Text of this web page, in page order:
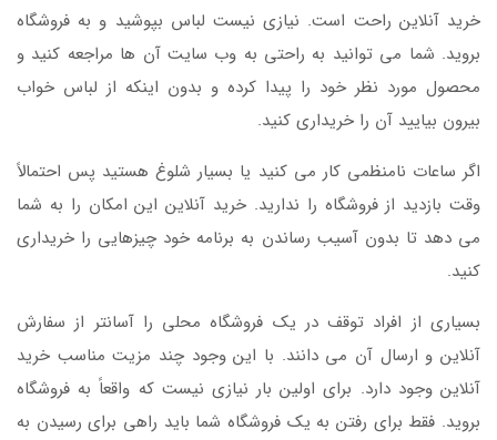
خرید آنلاین راحت است. نیازی نیست لباس بپوشید و به فروشگاه
بروید. شما می توانید به راحتی به وب سایت آن ها مراجعه کنید و
محصول مورد نظر خود را پیدا کرده و بدون اینکه از لباس خواب
بیرون بیایید آن را خریداری کنید.
اگر ساعات نامنظمی کار می کنید یا بسیار شلوغ هستید پس احتمالاً
وقت بازدید از فروشگاه را ندارید. خرید آنلاین این امکان را به شما
می دهد تا بدون آسیب رساندن به برنامه خود چیزهایی را خریداری
کنید.
بسیاری از افراد توقف در یک فروشگاه محلی را آسانتر از سفارش
آنلاین و ارسال آن می دانند. با این وجود چند مزیت مناسب خرید
آنلاین وجود دارد. برای اولین بار نیازی نیست که واقعاً به فروشگاه
بروید. فقط برای رفتن به یک فروشگاه شما باید راهی برای رسیدن به